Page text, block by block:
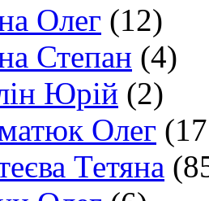
Олег (12)
Степан (4)
Юрій (2)
Олег
Тетяна